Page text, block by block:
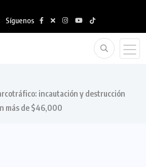
Síguenos
incautación y destrucción
más de $46,000